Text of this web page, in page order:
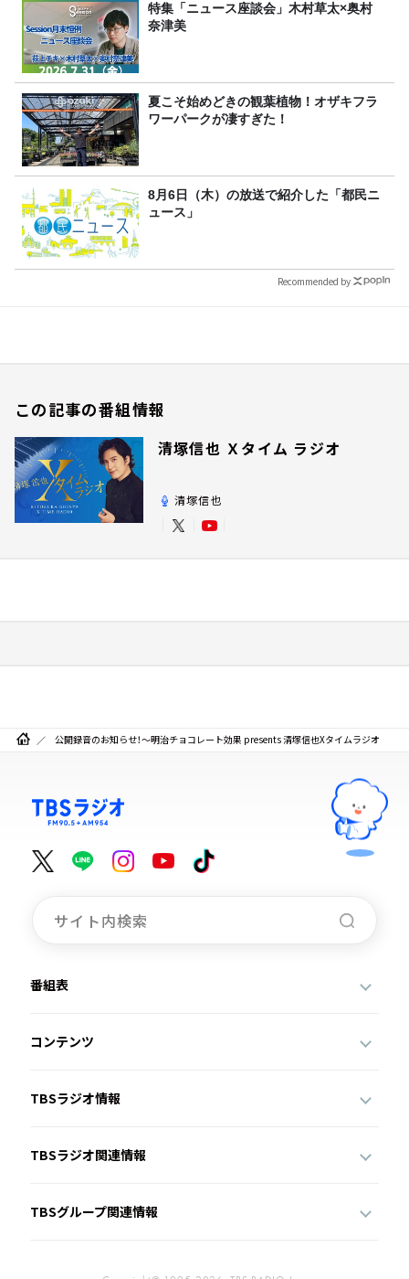
特集「ニュース座談会」木村草太×奥村
奈津美
夏こそ始めどきの観葉植物！オザキフラ
ワーパークが凄すぎた！
8月6日（木）の放送で紹介した「都民ニ
ュース」
Recommended by
この記事の番組情報
清塚信也 Ｘタイム ラジオ
清塚信也
公開録音のお知らせ！～明治チョコレート効果 presents 清塚信也Xタイムラジオ
番組表
コンテンツ
TBSラジオ情報
TBSラジオ関連情報
TBSグループ関連情報